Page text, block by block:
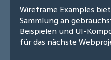
Wireframe Examples
Sammlung an
Beispielen und UI-
für das nächste